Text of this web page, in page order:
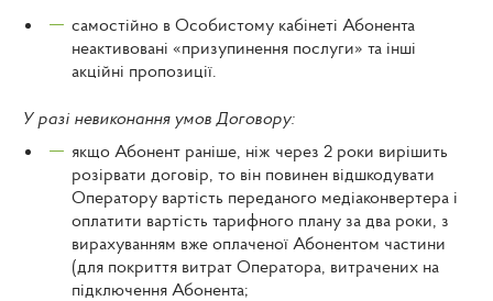
самостійно в Особистому кабінеті Абонента
неактивовані «призупинення послуги» та інші
акційні пропозиції.
У разі невиконання умов Договору:
якщо Абонент раніше, ніж через 2 роки вирішить
розірвати договір, то він повинен відшкодувати
Оператору вартість переданого медіаконвертера і
оплатити вартість тарифного плану за два роки, з
вирахуванням вже оплаченої Абонентом частини
(для покриття витрат Оператора, витрачених на
підключення Абонента;